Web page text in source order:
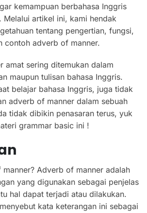
kemampuan berbahasa Inggris
Melalui artikel ini, kami hendak
tentang pengertian, fungsi,
contoh adverb of manner.
amat sering ditemukan dalam
maupun tulisan bahasa Inggris.
belajar bahasa Inggris, juga tidak
adverb of manner dalam sebuah
tidak dibikin penasaran terus, yuk
grammar basic ini !
Adverb of manner adalah
yang digunakan sebagai penjelas
hal dapat terjadi atau dilakukan.
kata keterangan ini sebagai